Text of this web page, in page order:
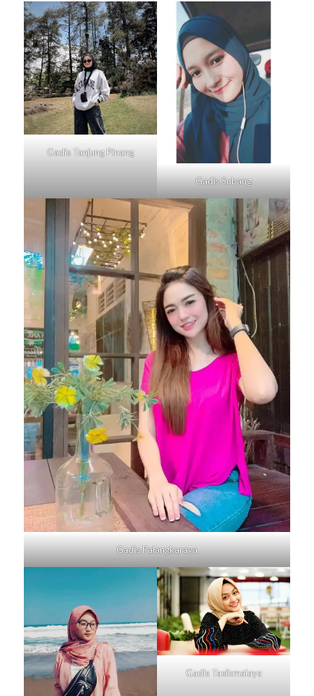
GadisTanjung Pinang
GadisSubang
GadisPalangkaraya
GadisTasikmalaya